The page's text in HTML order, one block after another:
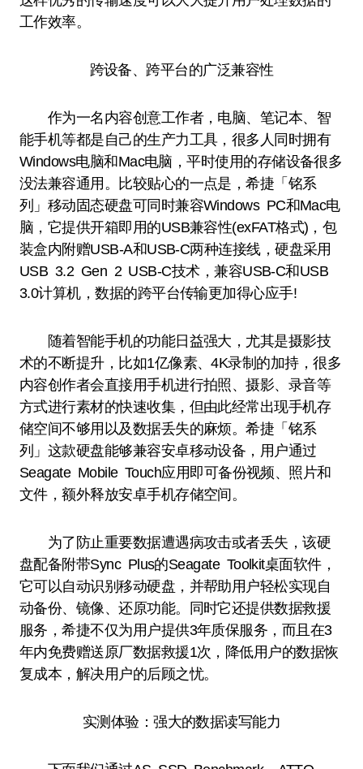
工作效率。
跨设备、跨平台的广泛兼容性
作为一名内容创意工作者，电脑、笔记本、智
能手机等都是自己的生产力工具，很多人同时拥有
Windows电脑和Mac电脑，平时使用的存储设备很多
没法兼容通用。比较贴心的一点是，希捷「铭系
列」移动固态硬盘可同时兼容Windows PC和Mac电
脑，它提供开箱即用的USB兼容性(exFAT格式)，包
装盒内附赠USB-A和USB-C两种连接线，硬盘采用
USB 3.2 Gen 2 USB-C技术，兼容USB-C和USB
3.0计算机，数据的跨平台传输更加得心应手!
随着智能手机的功能日益强大，尤其是摄影技
术的不断提升，比如1亿像素、4K录制的加持，很多
内容创作者会直接用手机进行拍照、摄影、录音等
方式进行素材的快速收集，但由此经常出现手机存
储空间不够用以及数据丢失的麻烦。希捷「铭系
列」这款硬盘能够兼容安卓移动设备，用户通过
Seagate Mobile Touch应用即可备份视频、照片和
文件，额外释放安卓手机存储空间。
为了防止重要数据遭遇病攻击或者丢失，该硬
盘配备附带Sync Plus的Seagate Toolkit桌面软件，
它可以自动识别移动硬盘，并帮助用户轻松实现自
动备份、镜像、还原功能。同时它还提供数据救援
服务，希捷不仅为用户提供3年质保服务，而且在3
年内免费赠送原厂数据救援1次，降低用户的数据恢
复成本，解决用户的后顾之忧。
实测体验：强大的数据读写能力